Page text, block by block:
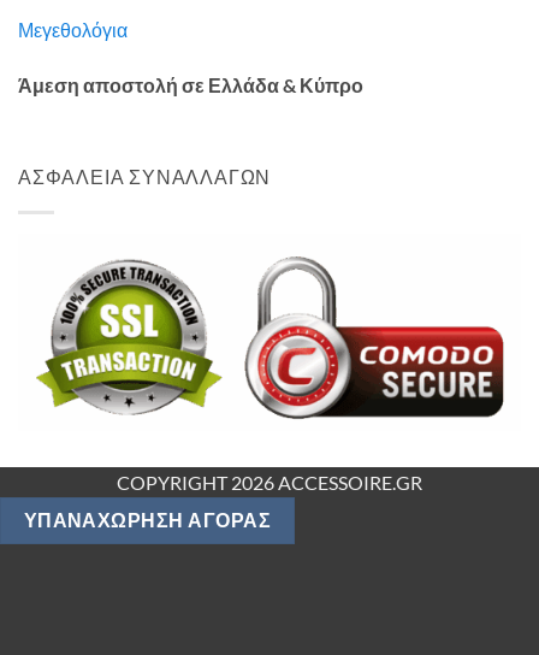
Μεγεθολόγια
Άμεση αποστολή σε Ελλάδα & Κύπρο
ΑΣΦΑΛΕΙΑ ΣΥΝΑΛΛΑΓΩΝ
COPYRIGHT 2026 ACCESSOIRE.GR
ΥΠΑΝΑΧΏΡΗΣΗ ΑΓΟΡΆΣ